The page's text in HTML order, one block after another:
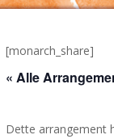
[monarch_share]
« Alle
Dette arrangement